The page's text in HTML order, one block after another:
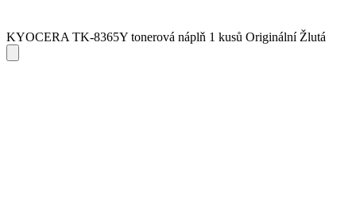
KYOCERA TK-8365Y tonerová náplň 1 kusů Originální Žlutá